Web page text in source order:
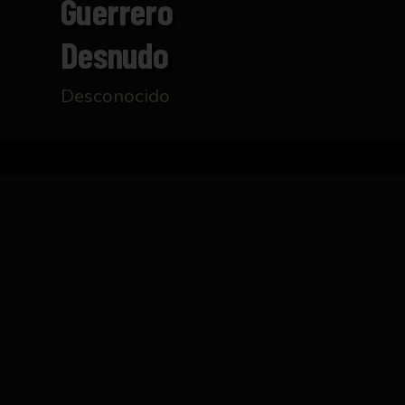
Guerrero
Desnudo
Desconocido